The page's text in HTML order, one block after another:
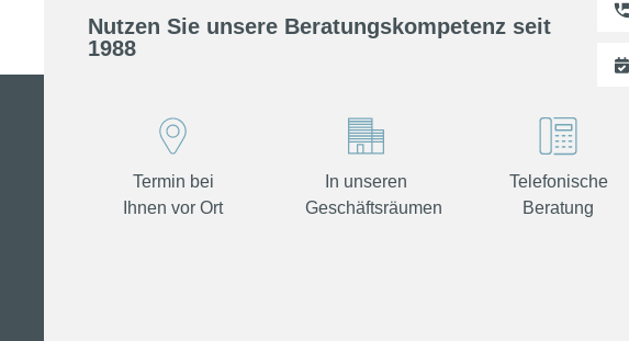
Nutzen Sie unsere Beratungskompetenz seit
1988
Termin bei
Ihnen vor Ort
In unseren
Geschäftsräumen
Telefonische
Beratung